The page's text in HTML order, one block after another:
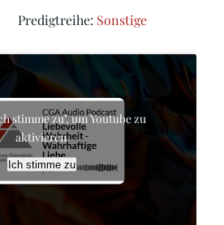
Predigtreihe: Sonstige
stimme zu", um Youtube zu
aktivieren
Ich stimme zu